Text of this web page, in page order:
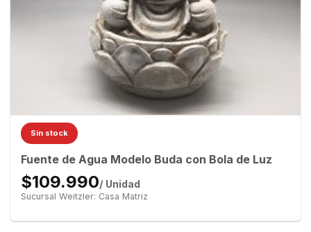
Sin stock
Fuente de Agua Modelo Buda con Bola de Luz
$109.990/ Unidad
Sucursal Weitzler: Casa Matriz